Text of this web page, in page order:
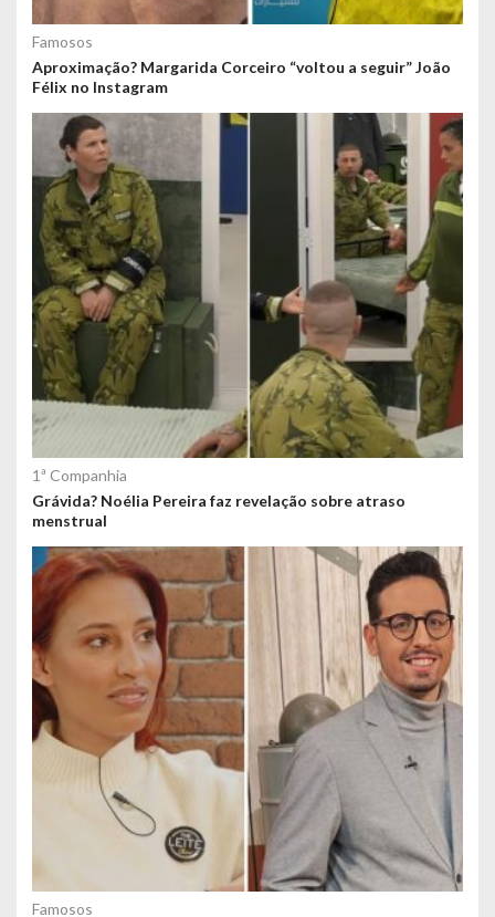
Famosos
Aproximação? Margarida Corceiro “voltou a seguir” João
Félix no Instagram
1ª Companhia
Grávida? Noélia Pereira faz revelação sobre atraso
menstrual
Famosos